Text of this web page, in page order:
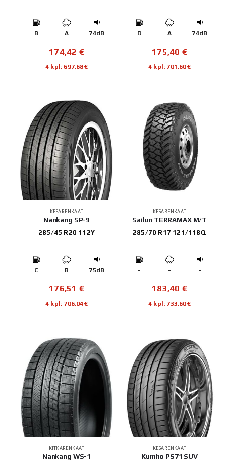
B A 74dB
174,42 €
4 kpl: 697,68€
D A 74dB
175,40 €
4 kpl: 701,60€
KESÄRENKAAT
Nankang SP-9
285/45 R20 112Y
C B 75dB
176,51 €
4 kpl: 706,04€
KESÄRENKAAT
Sailun TERRAMAX M/T
285/70 R17 121/118Q
- - -
183,40 €
4 kpl: 733,60€
KITKARENKAAT
Nankang WS-1
KESÄRENKAAT
Kumho PS71 SUV